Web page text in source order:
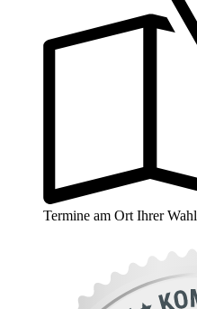
Termine am Ort Ihrer Wahl